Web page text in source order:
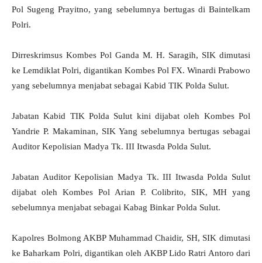
Pol Sugeng Prayitno, yang sebelumnya bertugas di Baintelkam
Polri.
Dirreskrimsus Kombes Pol Ganda M. H. Saragih, SIK dimutasi
ke Lemdiklat Polri, digantikan Kombes Pol FX. Winardi Prabowo
yang sebelumnya menjabat sebagai Kabid TIK Polda Sulut.
Jabatan Kabid TIK Polda Sulut kini dijabat oleh Kombes Pol
Yandrie P. Makaminan, SIK Yang sebelumnya bertugas sebagai
Auditor Kepolisian Madya Tk. III Itwasda Polda Sulut.
Jabatan Auditor Kepolisian Madya Tk. III Itwasda Polda Sulut
dijabat oleh Kombes Pol Arian P. Colibrito, SIK, MH yang
sebelumnya menjabat sebagai Kabag Binkar Polda Sulut.
Kapolres Bolmong AKBP Muhammad Chaidir, SH, SIK dimutasi
ke Baharkam Polri, digantikan oleh AKBP Lido Ratri Antoro dari